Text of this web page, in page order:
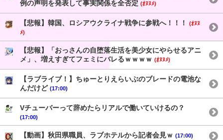
例の声明を発表して事実関係を全否定 (ｵﾇﾇﾒ)
【悲報】韓国、ロシアウクライナ戦争に参戦へ！！！
(ｵﾇﾇ
ﾒ)
【悲報】「おっさんの自堕落生活を美少女にやらせるアニ
メ」、増えすぎてフェミにバレるｗｗｗｗ (ｵﾇﾇﾒ)
【ラブライブ！】ちゅーとりえらいぶのブレードの電池な
んだけど (17:00)
Vチューバーって辞めたらリアルで働いていけるの？
(17:00)
【動画】秋田県職員、ラブホテルから記者会見ｗ (17:00)